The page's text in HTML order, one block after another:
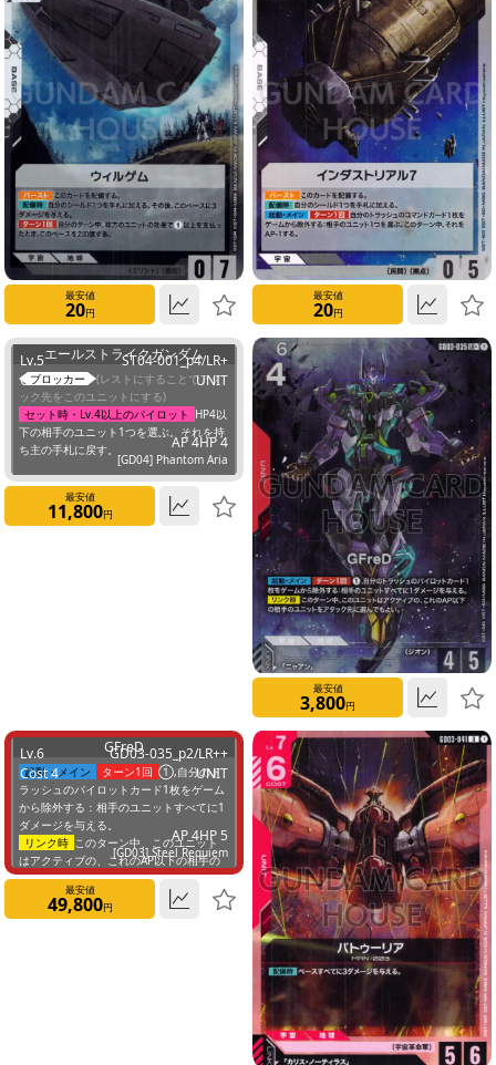
White
Red
None
Level
1
2
3
4
10
None
Cost
最安値
20円
最安値
20円
Lv.5
Cost 4
ST04-001_p4/LR+
UNIT
エールストライクガンダム
ブロッカー
(レストにすることでアタ
ック先をこのユニットにする)
セット時・Lv.4以上のパイロット HP4以
下の相手のユニット1つを選ぶ。それを持
ち主の手札に戻す。
AP 4HP 4
[GD04] Phantom Aria
最安値
11,800円
最安値
3,800円
Lv.6
Cost 4
GD03-035_p2/LR++
UNIT
GFreD
起動・メイン ターン1回 ①,自分のト
ラッシュのパイロットカード1枚をゲーム
から除外する：相手のユニットすべてに1
ダメージを与える。
リンク時 このターン中、このユニット
はアクティブの、これのAP以下の相手の
ユニットをアタック先に選んでもよい。
AP 4HP 5
[GD03] Steel Requiem
最安値
49,800円